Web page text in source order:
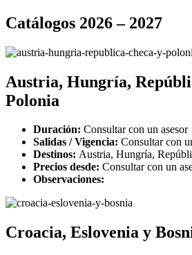
Catálogos 2026 – 2027
Austria, Hungría,
Polonia
Duración: Consultar con un asesor
Salidas / Vigencia: Consultar con
Destinos: Austria, Hungría,
Precios desde: Consultar con un
Observaciones:
Croacia, Eslovenia y